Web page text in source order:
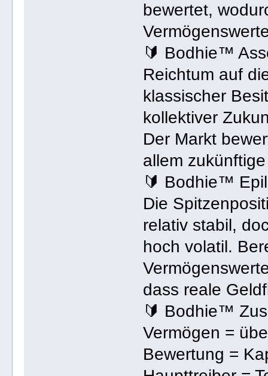
bewertet,
🔰 Bodhie™
Reichtum auf
klassischer
kollektiver
Der Markt
allem
🔰 Bodhie™
Die
relativ stabil,
hoch volatil.
dass reale
🔰 Bodhie™
Vermögen =
Bewertung =